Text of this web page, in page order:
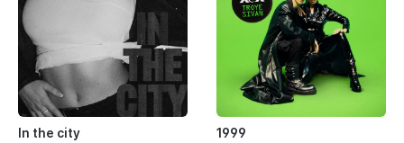
In the city 1999